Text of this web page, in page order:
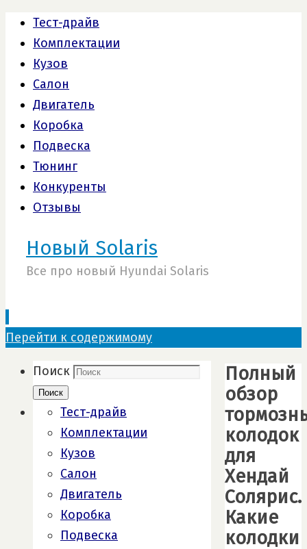
Тест-драйв
Комплектации
Кузов
Салон
Двигатель
Коробка
Подвеска
Тюнинг
Конкуренты
Отзывы
Новый Solaris
Все про новый Hyundai Solaris
Перейти к содержимому
Полный
обзор
колодок
для
Хендай
Солярис.
Какие
колодки
Поиск
Поиск
Тест-драйв
Комплектации
Кузов
Салон
Двигатель
Коробка
Подвеска